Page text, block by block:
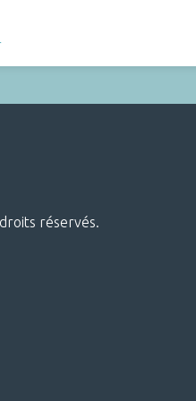
réservés.